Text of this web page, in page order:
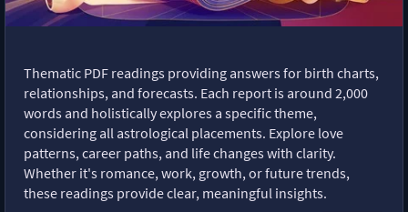
Thematic PDF readings providing answers for birth charts,
relationships, and forecasts. Each report is around 2,000
words and holistically explores a specific theme,
considering all astrological placements. Explore love
patterns, career paths, and life changes with clarity.
Whether it's romance, work, growth, or future trends,
these readings provide clear, meaningful insights.